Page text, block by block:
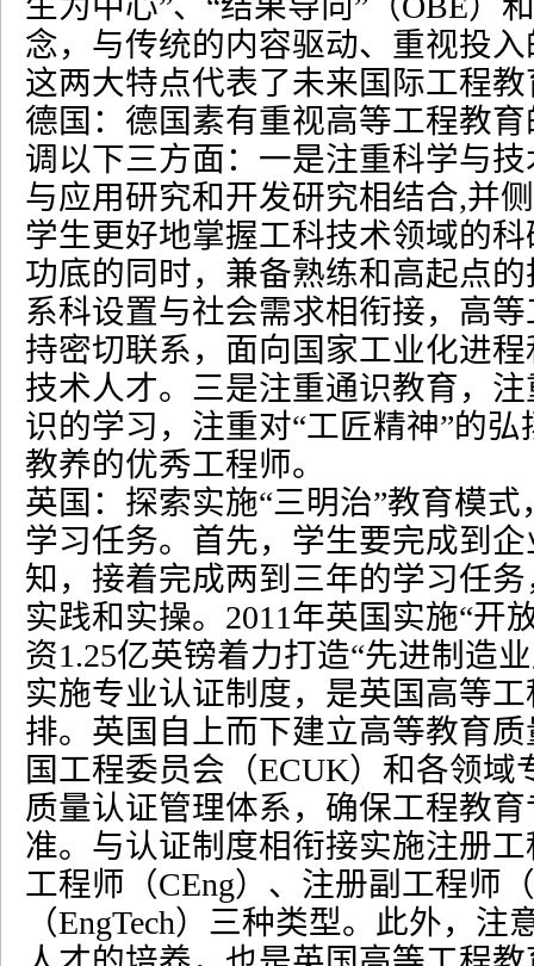
念，与传统的内容驱动、重视投
这两大特点代表了未来国际工程
德国：德国素有重视高等工程教
调以下三方面：一是注重科学与
与应用研究和开发研究相结合,并
学生更好地掌握工科技术领域的
功底的同时，兼备熟练和高起点
系科设置与社会需求相衔接，高
持密切联系，面向国家工业化进
技术人才。三是注重通识教育，
识的学习，注重对“工匠精神”的弘
教养的优秀工程师。
英国：探索实施“三明治”教育模式
学习任务。首先，学生要完成到
知，接着完成两到三年的学习任
实践和实操。 2011年英国实施“开
资1.25亿英镑着力打造“先进制造
实施专业认证制度，是英国高等
排。英国自上而下建立高等教育
国工程委员会（ECUK）和各领域
质量认证管理体系，确保工程教
准。与认证制度相衔接实施注册
工程师（CEng）、注册副工程师（
（EngTech）三种类型。此外，注